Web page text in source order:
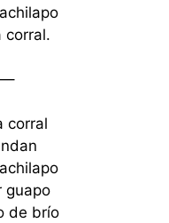
corral.
corral
guapo
de brío